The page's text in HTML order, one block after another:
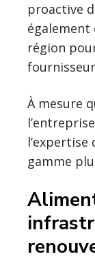
proactive
également
région
À mesure
l’expertise
gamme